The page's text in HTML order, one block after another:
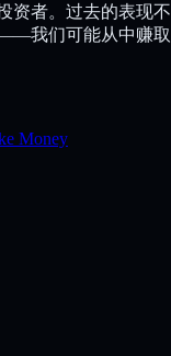
资者。过去的表现
我们可能从中赚
Money